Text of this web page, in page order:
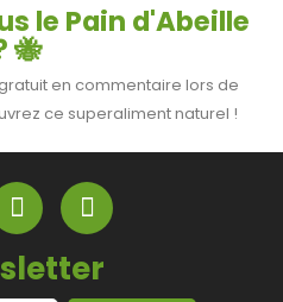
le Pain d'Abeille
🐝
en commentaire lors de
ce superaliment naturel !